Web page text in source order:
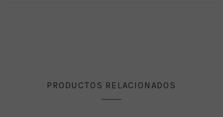
PRODUCTOS RELACIONADOS